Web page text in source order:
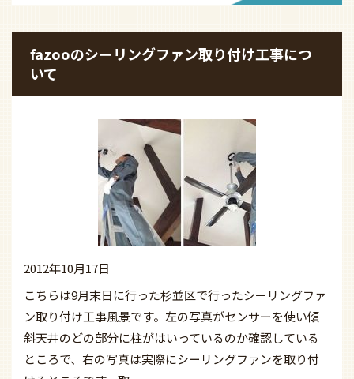
fazooのシーリングファン取り付け工事につ
いて
2012年10月17日
こちらは9月末日に行った杉並区で行ったシーリングファ
ン取り付け工事風景です。左の写真がセンサーを使い傾
斜天井のどの部分に柱がはいっているのか確認している
ところで、右の写真は実際にシーリングファンを取り付